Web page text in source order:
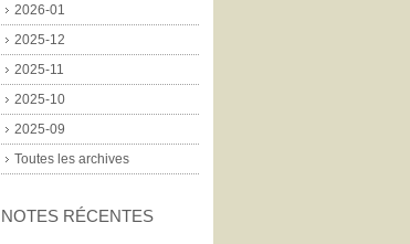
2026-01
2025-12
2025-11
2025-10
2025-09
Toutes les archives
NOTES RÉCENTES